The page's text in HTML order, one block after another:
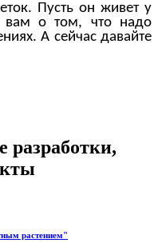
Пусть он живет у
вам о том, что надо
А сейчас давайте
разработки,
растением"